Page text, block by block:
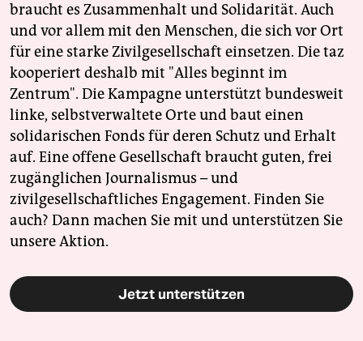
braucht es Zusammenhalt und Solidarität. Auch
und vor allem mit den Menschen, die sich vor Ort
für eine starke Zivilgesellschaft einsetzen. Die taz
kooperiert deshalb mit "Alles beginnt im
Zentrum". Die Kampagne unterstützt bundesweit
linke, selbstverwaltete Orte und baut einen
solidarischen Fonds für deren Schutz und Erhalt
auf. Eine offene Gesellschaft braucht guten, frei
zugänglichen Journalismus – und
zivilgesellschaftliches Engagement. Finden Sie
auch? Dann machen Sie mit und unterstützen Sie
unsere Aktion.
Jetzt unterstützen